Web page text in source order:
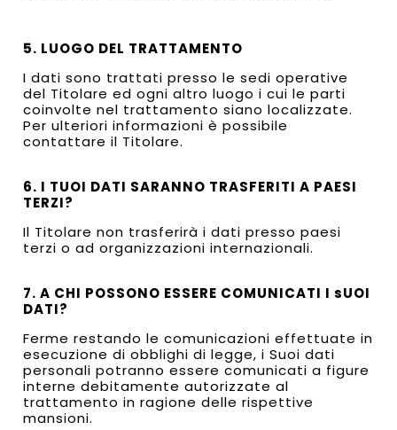
5. LUOGO DEL TRATTAMENTO
I dati sono trattati presso le sedi operative
del Titolare ed ogni altro luogo i cui le parti
coinvolte nel trattamento siano localizzate.
Per ulteriori informazioni è possibile
contattare il Titolare.
6. I TUOI DATI SARANNO TRASFERITI A PAESI
TERZI?
Il Titolare non trasferirà i dati presso paesi
terzi o ad organizzazioni internazionali.
7. A CHI POSSONO ESSERE COMUNICATI I sUOI
DATI?
Ferme restando le comunicazioni effettuate in
esecuzione di obblighi di legge, i Suoi dati
personali potranno essere comunicati a figure
interne debitamente autorizzate al
trattamento in ragione delle rispettive
mansioni.